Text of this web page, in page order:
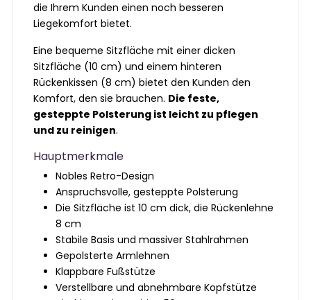
die Ihrem Kunden einen noch besseren
Liegekomfort bietet.
Eine bequeme Sitzfläche mit einer dicken
Sitzfläche (10 cm) und einem hinteren
Rückenkissen (8 cm) bietet den Kunden den
Komfort, den sie brauchen. Die feste,
gesteppte Polsterung ist leicht zu pflegen
und zu reinigen.
Hauptmerkmale
Nobles Retro-Design
Anspruchsvolle, gesteppte Polsterung
Die Sitzfläche ist 10 cm dick, die Rückenlehne
8 cm
Stabile Basis und massiver Stahlrahmen
Gepolsterte Armlehnen
Klappbare Fußstütze
Verstellbare und abnehmbare Kopfstütze